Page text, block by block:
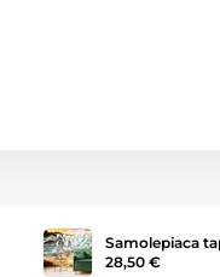
Samolepiaca
28,50 €